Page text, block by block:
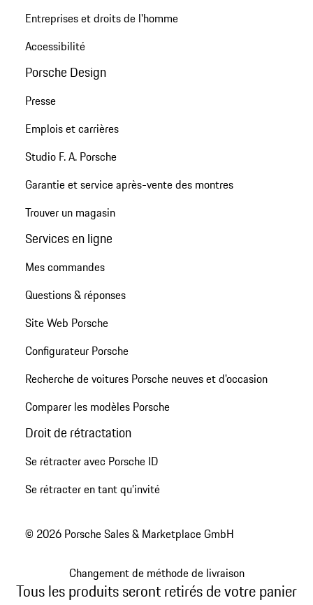
Entreprises et droits de l'homme
Accessibilité
Porsche Design
Presse
Emplois et carrières
Studio F. A. Porsche
Garantie et service après-vente des montres
Trouver un magasin
Services en ligne
Mes commandes
Questions & réponses
Site Web Porsche
Configurateur Porsche
Recherche de voitures Porsche neuves et d'occasion
Comparer les modèles Porsche
Droit de rétractation
Se rétracter avec Porsche ID
Se rétracter en tant qu’invité
© 2026 Porsche Sales & Marketplace GmbH
Changement de méthode de livraison
Tous les produits seront retirés de votre panier